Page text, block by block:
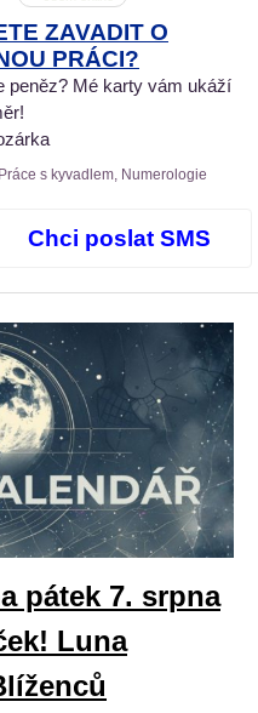
ZAVADIT O
PRÁCI?
peněz? Mé karty vám ukáží
s kyvadlem, Numerologie
Chci poslat SMS
pátek 7. srpna
Luna